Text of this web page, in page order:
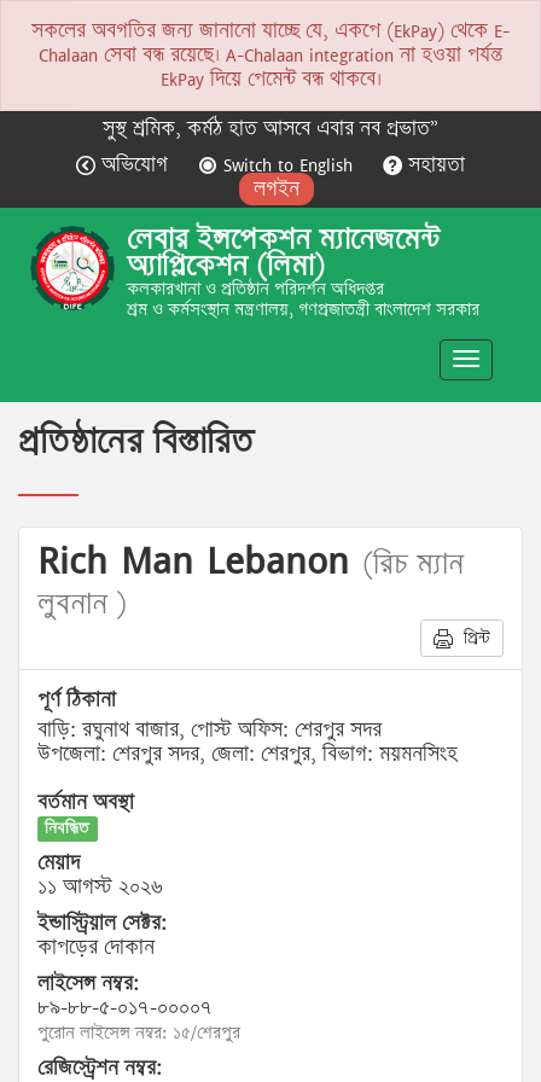
NOTICE
সকলের অবগতির জন্য জানানো যাচ্ছে যে, একপে (EkPay) থেকে E-
Chalaan সেবা বন্ধ রয়েছে। A-Chalaan integration না হওয়া পর্যন্ত
EkPay দিয়ে পেমেন্ট বন্ধ থাকবে।
সুস্থ শ্রমিক, কর্মঠ হাত আসবে এবার নব প্রভাত”
অভিযোগ
Switch to English
সহায়তা
লগইন
লেবার ইন্সপেকশন ম্যানেজমেন্ট
অ্যাপ্লিকেশন (লিমা)
কলকারখানা ও প্রতিষ্ঠান পরিদর্শন অধিদপ্তর
শ্রম ও কর্মসংস্থান মন্ত্রণালয়, গণপ্রজাতন্ত্রী বাংলাদেশ সরকার
Toggle
প্রতিষ্ঠানের বিস্তারিত
Rich Man Lebanon (রিচ ম্যান
লুবনান )
প্রিন্ট
পূর্ণ ঠিকানা
বাড়ি: রঘুনাথ বাজার, পোস্ট অফিস: শেরপুর সদর
উপজেলা: শেরপুর সদর, জেলা: শেরপুর, বিভাগ: ময়মনসিংহ
বর্তমান অবস্থা
নিবন্ধিত
মেয়াদ
১১ আগস্ট ২০২৬
ইন্ডাস্ট্রিয়াল সেক্টর:
কাপড়ের দোকান
লাইসেন্স নম্বর:
৮৯-৮৮-৫-০১৭-০০০০৭
পুরোন লাইসেন্স নম্বর: ১৫/শেরপুর
রেজিস্ট্রেশন নম্বর: